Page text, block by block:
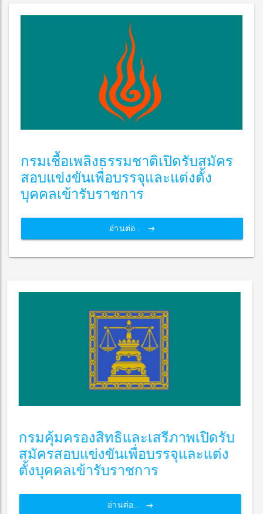
กรมเชื้อเพลิงธรรมชาติเปิดรับสมัคร
สอบแข่งขันเพื่อบรรจุและแต่งตั้ง
บุคคลเข้ารับราชการ
อ่านต่อ...
กรมคุ้มครองสิทธิและเสรีภาพเปิดรับ
สมัครสอบแข่งขันเพื่อบรรจุและแต่ง
ตั้งบุคคลเข้ารับราชการ
อ่านต่อ...